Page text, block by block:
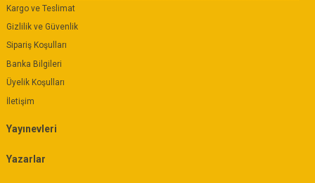
Kargo ve Teslimat
Gizlilik ve Güvenlik
Sipariş Koşulları
Banka Bilgileri
Üyelik Koşulları
İletişim
Yayınevleri
Yazarlar